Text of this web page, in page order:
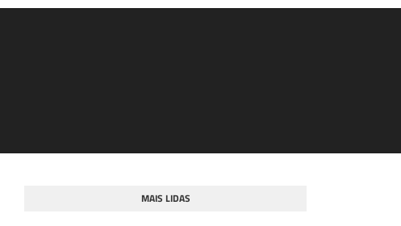
MAIS LIDAS